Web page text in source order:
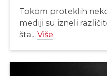
Tokom proteklih
mediji su izneli
šta... Više